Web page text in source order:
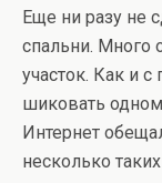
Еще ни разу не
спальни. Много
участок. Как и
шиковать
Интернет
несколько